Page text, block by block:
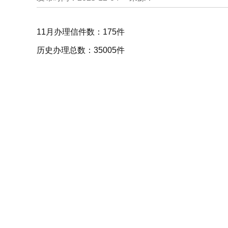
11月办理信件数：175件
历史办理总数：35005件